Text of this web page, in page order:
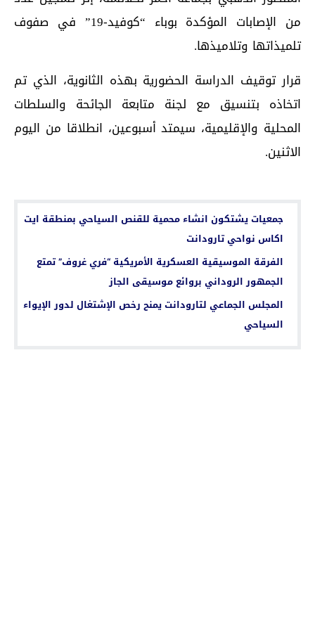
من الإصابات المؤكدة بوباء “كوفيد-19” في صفوف
تلميذاتها وتلاميذها.
قرار توقيف الدراسة الحضورية بهذه الثانوية، الذي تم
اتخاذه بتنسيق مع لجنة متابعة الجائحة والسلطات
المحلية والإقليمية، سيمتد أسبوعين، انطلاقا من اليوم
الاثنين.
جمعيات يشتكون انشاء محمية للقنص السياحي بمنطقة ايت
اكاس نواحي تارودانت
الفرقة الموسيقية العسكرية الأمريكية “فري غروف” تمتع
الجمهور الروداني بروائع موسيقى الجاز
المجلس الجماعي لتارودانت يمنح رخص الإشتغال لدور الإيواء
السياحي